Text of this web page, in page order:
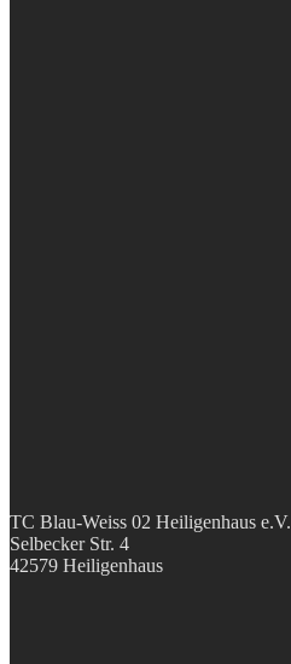
TC Blau-Weiss 02 Heiligenhaus e.V.
Selbecker Str. 4
42579 Heiligenhaus